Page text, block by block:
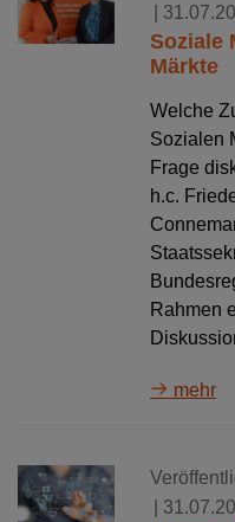
|
Soziale
Märkte
Welche
Sozialen
Frage
h.c.
Rahmen
mehr
|